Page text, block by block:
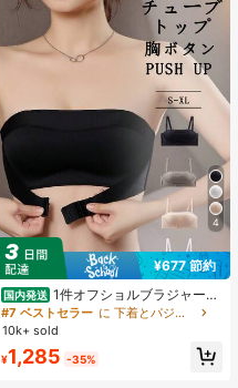
4
¥677 節約
国内発送 1件オフショルブラジャー、
小胸用アップチューブトップ、 オフ
ショルインナー 、脇高 谷間メイク下
ャー
#7 ベストセラー
に 下着とパジャマ
10k+ sold
¥1,285 -35%